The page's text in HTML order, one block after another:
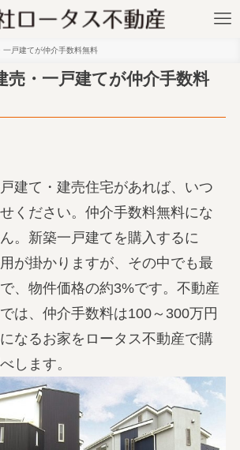
一戸建てが仲介手数料無料
売・一戸建てが仲介手数料
建て・建売住宅があれば、いつ
ください。仲介手数料無料にな
。新築一戸建てを購入するに
が掛かりますが、その中でも最
、物件価格の約3%です。不動産
は、仲介手数料は100～300万円
なるお家をロータス不動産で購
します。